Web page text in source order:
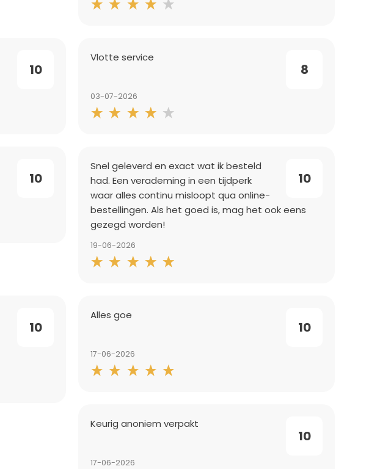
10 8
Vlotte service
03-07-2026
10 10
Snel geleverd en exact wat ik besteld
had. Een verademing in een tijdperk
waar alles continu misloopt qua online-
bestellingen. Als het goed is, mag het ook eens
gezegd worden!
19-06-2026
10 10
Alles goe
17-06-2026
10
Keurig anoniem verpakt
17-06-2026